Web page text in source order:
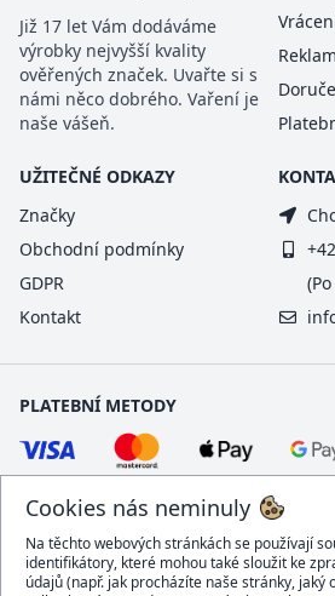
Cookies nás neminuly
Na těchto webových stránkách se používají
identifikátory, které mohou také sloužit ke
údajů (např. jak procházíte naše stránky, jaký
Již 17 let Vám dodáváme
výrobky nejvyšší kvality
ověřených značek. Uvařte si s
námi něco dobrého. Vaření je
naše vášeň.
UŽITEČNÉ ODKAZY
Značky
Obchodní podmínky
GDPR
Kontakt
PLATEBNÍ METODY